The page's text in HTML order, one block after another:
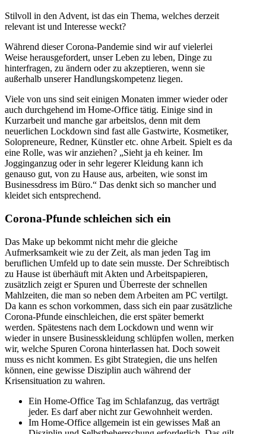
Stilvoll in den Advent, ist das ein Thema, welches derzeit
relevant ist und Interesse weckt?
Während dieser Corona-Pandemie sind wir auf vielerlei
Weise herausgefordert, unser Leben zu leben, Dinge zu
hinterfragen, zu ändern oder zu akzeptieren, wenn sie
außerhalb unserer Handlungskompetenz liegen.
Viele von uns sind seit einigen Monaten immer wieder oder
auch durchgehend im Home-Office tätig. Einige sind in
Kurzarbeit und manche gar arbeitslos, denn mit dem
neuerlichen Lockdown sind fast alle Gastwirte, Kosmetiker,
Solopreneure, Redner, Künstler etc. ohne Arbeit. Spielt es da
eine Rolle, was wir anziehen? „Sieht ja eh keiner. Im
Jogginganzug oder in sehr legerer Kleidung kann ich
genauso gut, von zu Hause aus, arbeiten, wie sonst im
Businessdress im Büro.“ Das denkt sich so mancher und
kleidet sich entsprechend.
Corona-Pfunde schleichen sich ein
Das Make up bekommt nicht mehr die gleiche
Aufmerksamkeit wie zu der Zeit, als man jeden Tag im
beruflichen Umfeld up to date sein musste. Der Schreibtisch
zu Hause ist überhäuft mit Akten und Arbeitspapieren,
zusätzlich zeigt er Spuren und Überreste der schnellen
Mahlzeiten, die man so neben dem Arbeiten am PC vertilgt.
Da kann es schon vorkommen, dass sich ein paar zusätzliche
Corona-Pfunde einschleichen, die erst später bemerkt
werden. Spätestens nach dem Lockdown und wenn wir
wieder in unsere Businesskleidung schlüpfen wollen, merken
wir, welche Spuren Corona hinterlassen hat. Doch soweit
muss es nicht kommen. Es gibt Strategien, die uns helfen
können, eine gewisse Disziplin auch während der
Krisensituation zu wahren.
Ein Home-Office Tag im Schlafanzug, das verträgt
jeder. Es darf aber nicht zur Gewohnheit werden.
Im Home-Office allgemein ist ein gewisses Maß an